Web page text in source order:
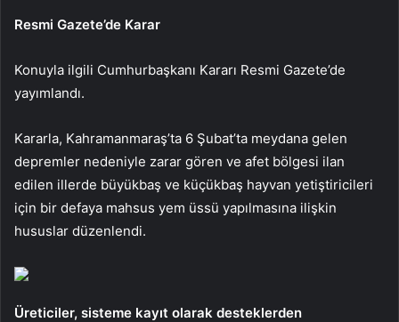
Resmi Gazete’de Karar
Konuyla ilgili Cumhurbaşkanı Kararı Resmi Gazete’de
yayımlandı.
Kararla, Kahramanmaraş’ta 6 Şubat’ta meydana gelen
depremler nedeniyle zarar gören ve afet bölgesi ilan
edilen illerde büyükbaş ve küçükbaş hayvan yetiştiricileri
için bir defaya mahsus yem üssü yapılmasına ilişkin
hususlar düzenlendi.
Üreticiler, sisteme kayıt olarak desteklerden